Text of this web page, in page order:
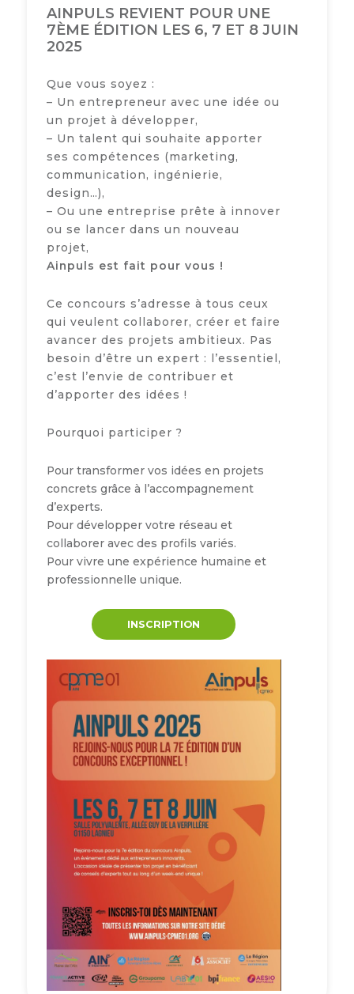
AINPULS REVIENT POUR UNE
7ÈME ÉDITION LES 6, 7 ET 8 JUIN
2025
Que vous soyez :
– Un entrepreneur avec une idée ou
un projet à développer,
– Un talent qui souhaite apporter
ses compétences (marketing,
communication, ingénierie,
design…),
– Ou une entreprise prête à innover
ou se lancer dans un nouveau
projet,
Ainpuls est fait pour vous !
Ce concours s’adresse à tous ceux
qui veulent collaborer, créer et faire
avancer des projets ambitieux. Pas
besoin d’être un expert : l’essentiel,
c’est l’envie de contribuer et
d’apporter des idées !
Pourquoi participer ?
Pour transformer vos idées en projets
concrets grâce à l’accompagnement
d’experts.
Pour développer votre réseau et
collaborer avec des profils variés.
Pour vivre une expérience humaine et
professionnelle unique.
INSCRIPTION